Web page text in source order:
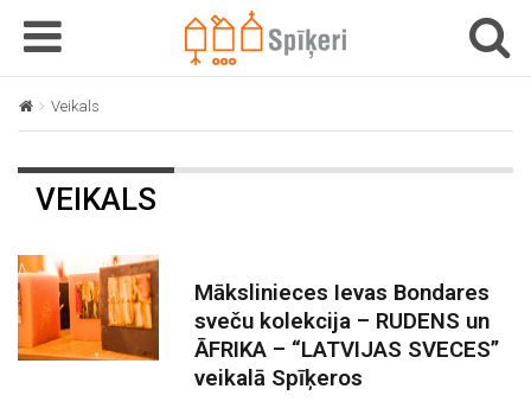
T
o
g
e
v
i
g
a
T
e
i
g
a
Veikals
VEIKALS
Mākslinieces Ievas Bondares
sveču kolekcija – RUDENS un
ĀFRIKA – “LATVIJAS SVECES”
veikalā Spīķeros